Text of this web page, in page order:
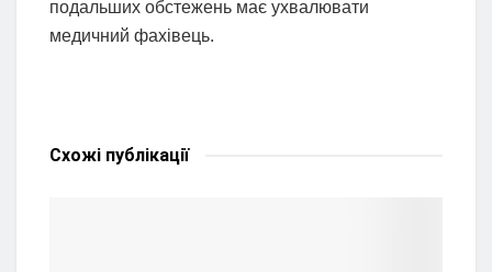
подальших обстежень має ухвалювати
медичний фахівець.
Схожі публікації